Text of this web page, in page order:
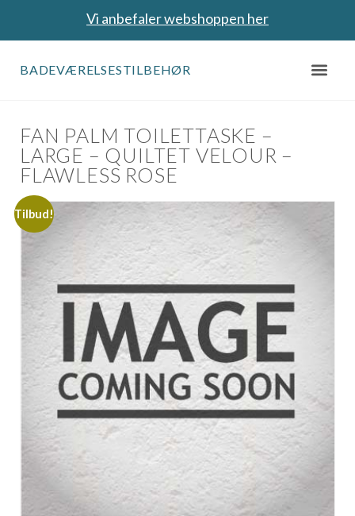
Vi anbefaler webshoppen her
BADEVÆRELSESTILBEHØR
FAN PALM TOILETTASKE –
LARGE – QUILTET VELOUR –
FLAWLESS ROSE
Tilbud!